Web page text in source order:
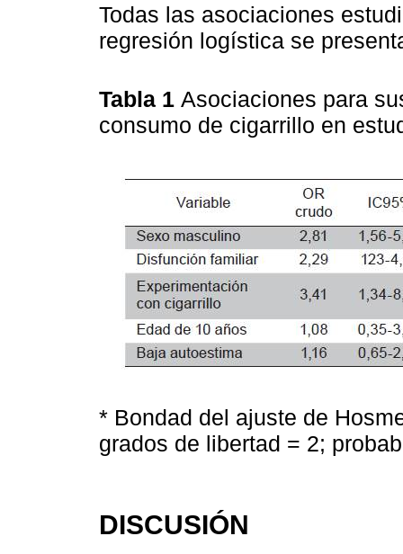
Todas las asociaciones
regresión logística se
Tabla 1 Asociaciones para
consumo de cigarrillo en
* Bondad del ajuste de
grados de libertad = 2;
DISCUSIÓN